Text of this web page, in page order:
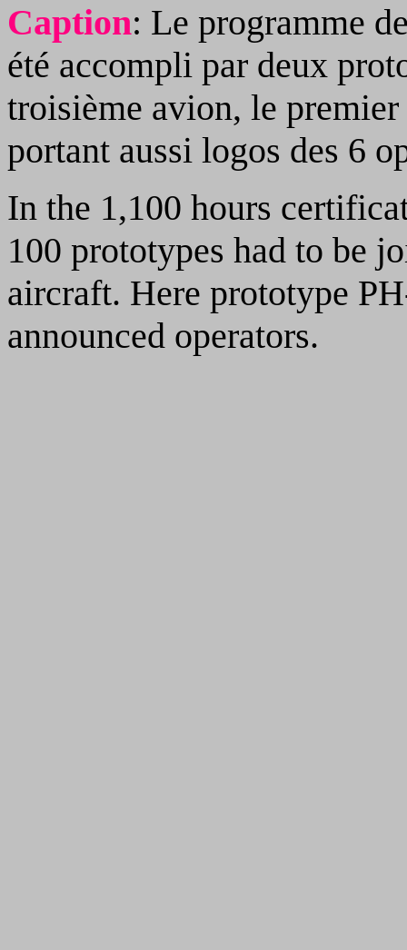
Caption: Le programme
été accompli par deux
troisième avion, le
portant aussi logos des 6
In the 1,100 hours
100 prototypes had to be
aircraft. Here prototype
announced operators.